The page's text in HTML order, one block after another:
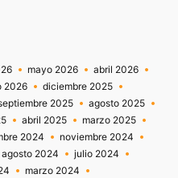
mayo 2026
abril 2026
2026
diciembre 2025
2025
agosto 2025
abril 2025
marzo 2025
2024
noviembre 2024
agosto 2024
julio 2024
marzo 2024